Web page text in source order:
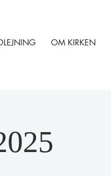
OM KIRKEN